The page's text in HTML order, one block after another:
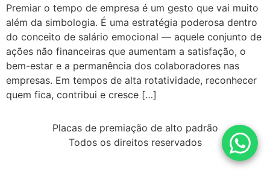
Premiar o tempo de empresa é um gesto que vai muito
além da simbologia. É uma estratégia poderosa dentro
do conceito de salário emocional — aquele conjunto de
ações não financeiras que aumentam a satisfação, o
bem-estar e a permanência dos colaboradores nas
empresas. Em tempos de alta rotatividade, reconhecer
quem fica, contribui e cresce […]
Placas de premiação de alto padrão
Todos os direitos reservados